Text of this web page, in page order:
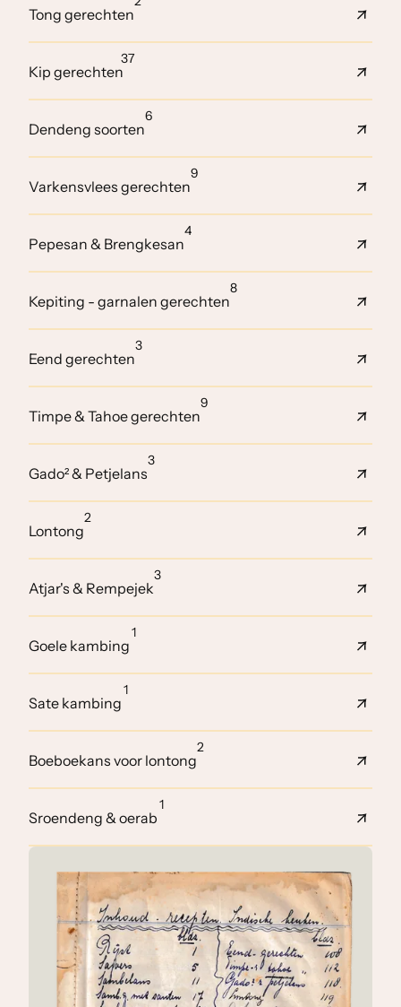
Tong gerechten
Kip gerechten
37
Dendeng soorten
6
Varkensvlees gerechten
9
Pepesan & Brengkesan
4
Kepiting - garnalen gerechten
8
Eend gerechten
3
Timpe & Tahoe gerechten
9
Gado² & Petjelans
3
Lontong
2
Atjar's & Rempejek
3
Goele kambing
1
Sate kambing
1
Boeboekans voor lontong
2
Sroendeng & oerab
1